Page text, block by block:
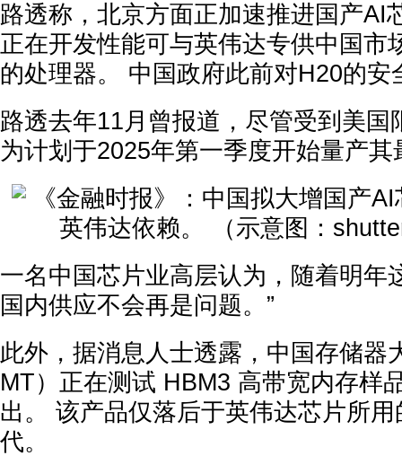
路透称，北京方面正加速推进国产AI
正在开发性能可与英伟达专供中国市
的处理器。 中国政府此前对H20的安
路透去年11月曾报道，尽管受到美国
为计划于2025年第一季度开始量产
一名中国芯片业高层认为，随着明年
国内供应不会再是问题。”
此外，据消息人士透露，中国存储器
MT）正在测试 HBM3 高带宽内存样
出。 该产品仅落后于英伟达芯片所
代。